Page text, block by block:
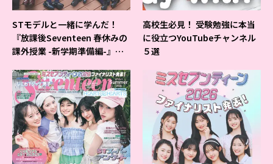
STモデルと一緒に学んだ！
『放課後Seventeen 春休みの
課外授業 -新学期準備編-』イ
高校生必見！ 受験勉強に本当
に役立つYouTubeチャンネル
５選